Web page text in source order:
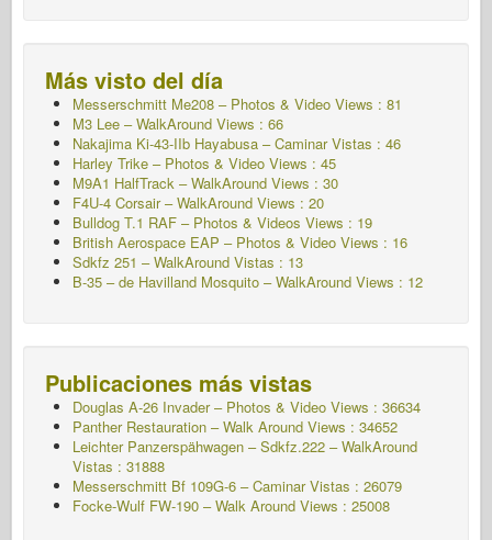
Más visto del día
Messerschmitt Me208 – Photos & Video Views : 81
M3 Lee – WalkAround Views : 66
Nakajima Ki-43-IIb Hayabusa – CaminarVistas : 46
Harley Trike – Photos & Video Views : 45
M9A1 HalfTrack – WalkAround Views : 30
F4U-4 Corsair – WalkAround Views : 20
Bulldog T.1 RAF – Photos & Videos Views : 19
British Aerospace EAP – Photos & Video Views : 16
Sdkfz 251 – WalkAround Vistas : 13
B-35 – de Havilland Mosquito – WalkAround Views : 12
Publicaciones más vistas
Douglas A-26 Invader – Photos & Video Views : 36634
Panther Restauration – Walk Around Views : 34652
Leichter Panzerspähwagen – Sdkfz.222 – WalkAround
Vistas : 31888
Messerschmitt Bf 109G-6 – CaminarVistas : 26079
Focke-Wulf FW-190 – Walk Around Views : 25008